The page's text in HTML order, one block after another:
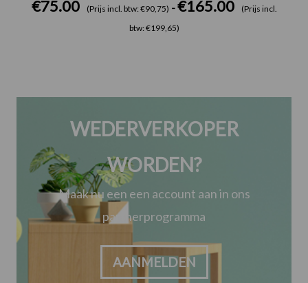
€75.00 (Prijs incl. btw: €90,75) - €165.00
(Prijs incl.
btw: €199,65)
WEDERVERKOPER
WORDEN?
Maak nu een een account aan in ons
partnerprogramma
AANMELDEN